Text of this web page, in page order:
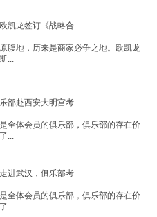
凯龙签订《战略合
腹地，历来是商家必争之地。欧凯龙
...
部赴西安大明宫考
全体会员的俱乐部，俱乐部的存在价
...
进武汉，俱乐部考
全体会员的俱乐部，俱乐部的存在价
...